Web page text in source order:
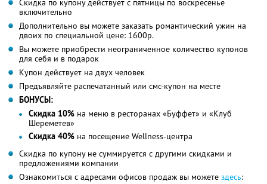
Скидка по купону действует с пятницы по воскресенье
включительно
Дополнительно вы можете заказать романтический ужин на
двоих по специальной цене: 1600р.
Вы можете приобрести неограниченное количество купонов
для себя и в подарок
Купон действует на двух человек
Предъявляйте распечатанный или смс-купон на месте
БОНУСЫ:
Скидка 10% на меню в ресторанах «Буффет» и «Клуб
Шереметев»
Скидка 40% на посещение Wellness-центра
Скидка по купону не суммируется с другими скидками и
предложениями компании
Ознакомиться с адресами офисов продаж вы можете здесь: